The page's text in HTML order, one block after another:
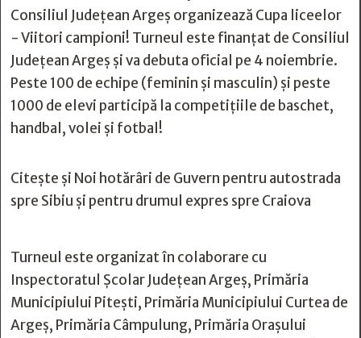
Consiliul Județean Argeș organizează Cupa liceelor
- Viitori campioni! Turneul este finanțat de Consiliul
Județean Argeș și va debuta oficial pe 4 noiembrie.
Peste 100 de echipe (feminin și masculin) și peste
1000 de elevi participă la competițiile de baschet,
handbal, volei și fotbal!
Citește și Noi hotărâri de Guvern pentru autostrada
spre Sibiu și pentru drumul expres spre Craiova
Turneul este organizat în colaborare cu
Inspectoratul Școlar Județean Argeș, Primăria
Municipiului Pitești, Primăria Municipiului Curtea de
Argeș, Primăria Câmpulung, Primăria Orașului